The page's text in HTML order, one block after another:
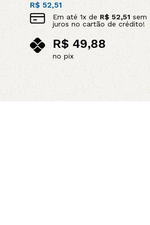
R$52,51
Em até1x de R$ 52,51 sem
juros no cartão de crédito!
R$ 49,88
no pix
Leia mais